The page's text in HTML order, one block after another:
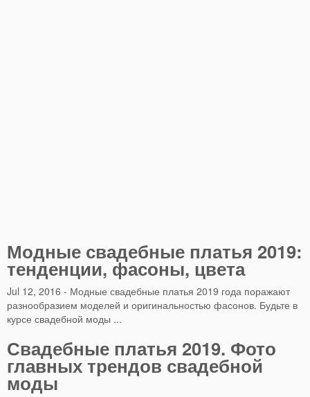
Модные свадебные платья 2019:
тенденции, фасоны, цвета
Jul 12, 2016 - Модные свадебные платья 2019 года поражают
разнообразием моделей и оригинальностью фасонов. Будьте в
курсе свадебной моды ...
Свадебные платья 2019. Фото
главных трендов свадебной
моды